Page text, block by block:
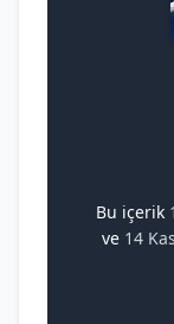
Bu içerik
ve 14